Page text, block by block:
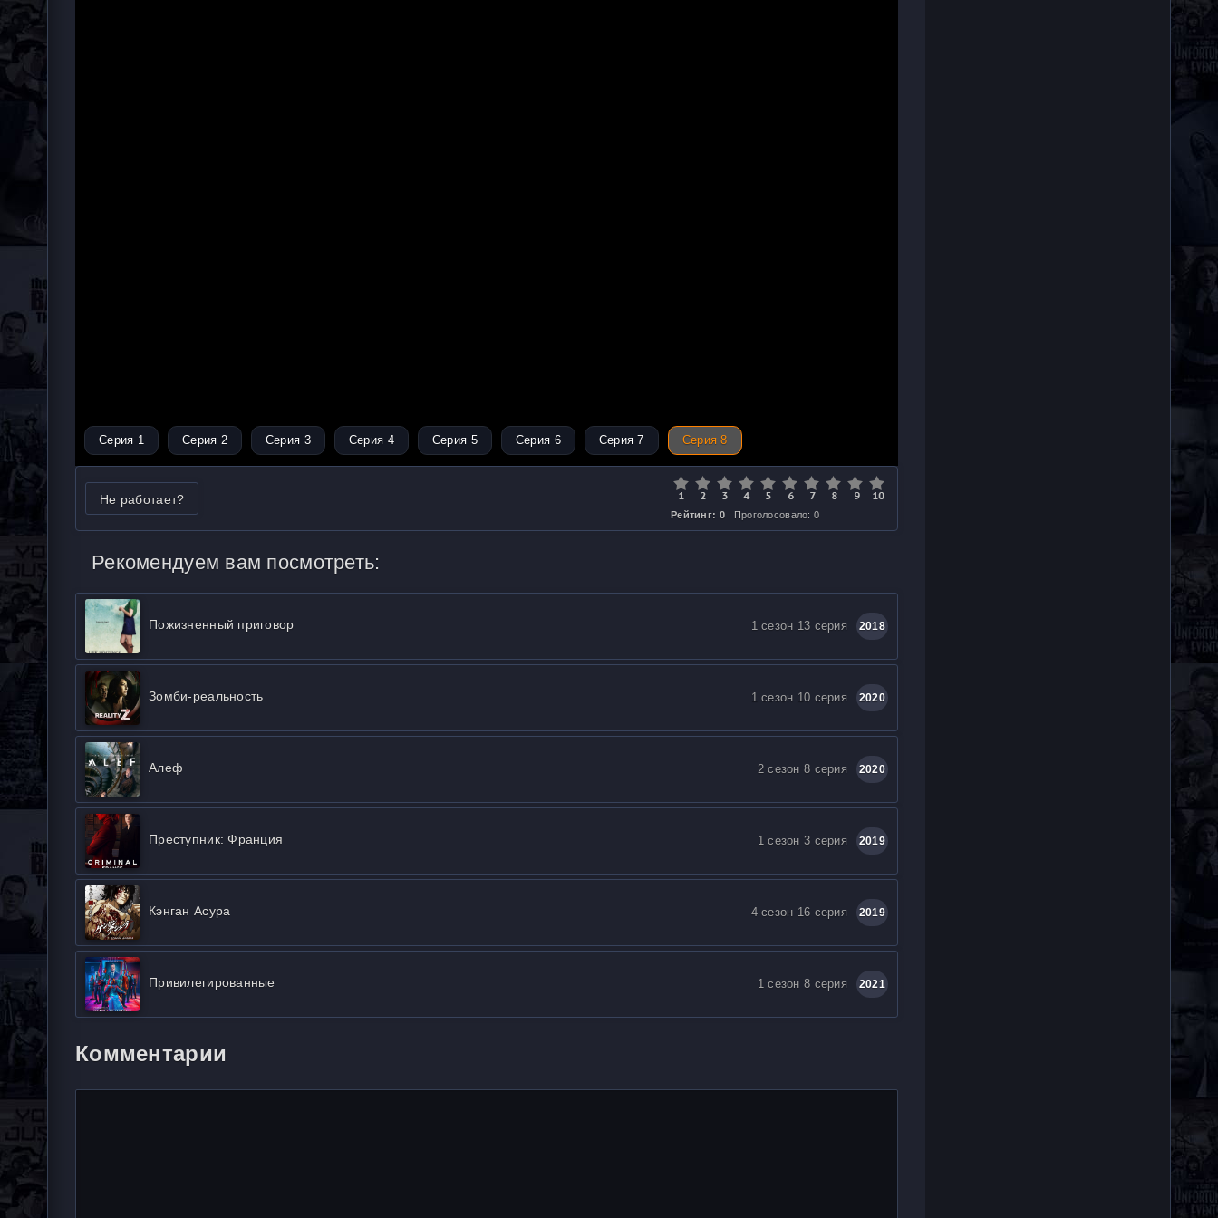
Серия 1 Серия 2 Серия 3 Серия 4 Серия 5 Серия 6 Серия 7 Серия 8
Не работает?
Рейтинг: 0 Проголосовало: 0
Рекомендуем вам посмотреть:
Пожизненный приговор 1 сезон 13 серия 2018
Зомби-реальность 1 сезон 10 серия 2020
Алеф 2 сезон 8 серия 2020
Преступник: Франция 1 сезон 3 серия 2019
Кэнган Асура 4 сезон 16 серия 2019
Привилегированные 1 сезон 8 серия 2021
Комментарии